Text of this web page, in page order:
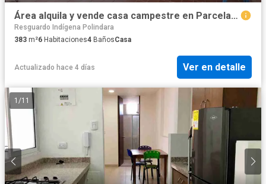
Área alquila y vende casa campestre en Parcelación Los Alpes Popayán
Resguardo Indígena Polindara
383 m²6 Habitaciones4 BañosCasa
Actualizado hace 4 días Ver en detalle
1 /11